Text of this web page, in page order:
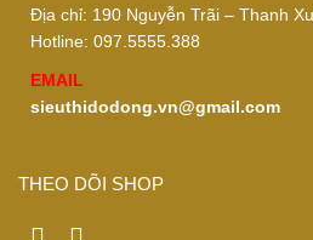
Địa chỉ: 190 Nguyễn Trãi – Thanh
Hotline: 097.5555.388
EMAIL
sieuthidodong.vn@gmail.com
THEO DÕI SHOP